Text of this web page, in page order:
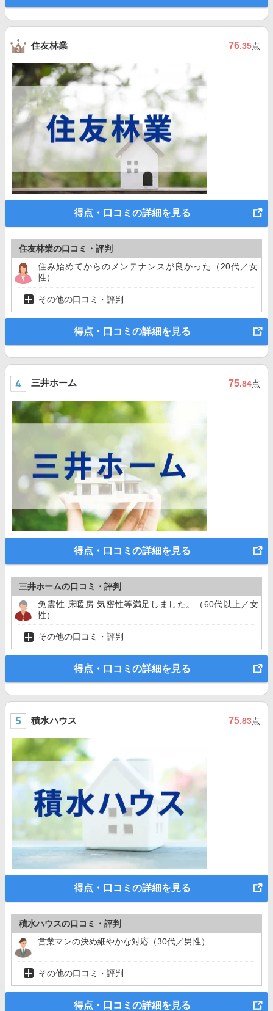
住友林業 76.35点
得点・口コミの詳細を見る
住友林業の口コミ・評判
住み始めてからのメンテナンスが良かった（20代／女
性）
その他の口コミ・評判
得点・口コミの詳細を見る
三井ホーム 75.84点
得点・口コミの詳細を見る
三井ホームの口コミ・評判
免震性 床暖房 気密性等満足しました。（60代以上／女
性）
その他の口コミ・評判
得点・口コミの詳細を見る
積水ハウス 75.83点
得点・口コミの詳細を見る
積水ハウスの口コミ・評判
営業マンの決め細やかな対応（30代／男性）
その他の口コミ・評判
得点・口コミの詳細を見る